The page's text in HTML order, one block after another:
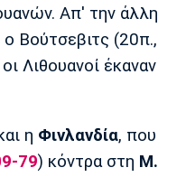
Απ' την άλλη
Βούτσεβιτς (20π.,
Λιθουανοί έκαναν
η Φινλανδία, που
79) κόντρα στη Μ.